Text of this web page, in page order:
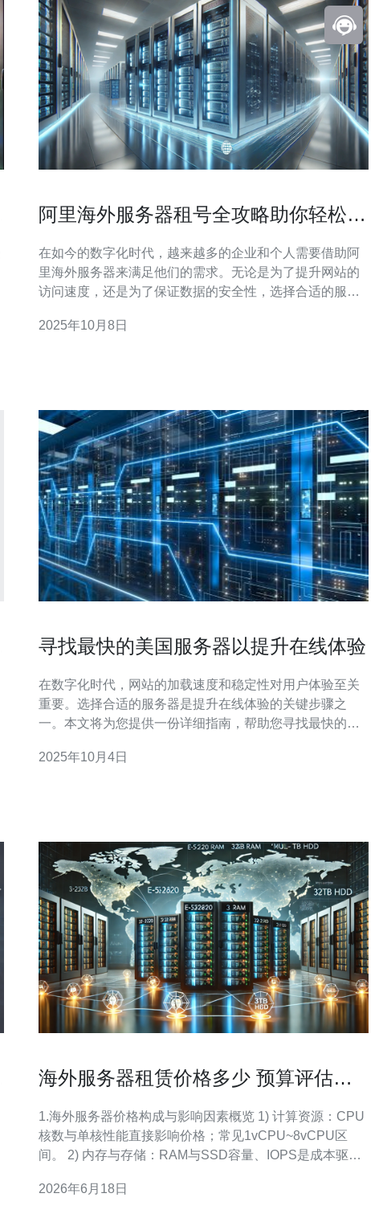
阿里海外服务器租号全攻略助你轻松上
在如今的数字化时代，越来越多的企业和个人需要借助阿
里海外服务器来满足他们的需求。无论是为了提升网站的
访问速度，还是为了保证数据的安全性，选择合适的服务
略，帮助您找到最好、最佳以及最便宜的服务，确保您能
2025年10月8日
寻找最快的美国服务器以提升在线体验
在数字化时代，网站的加载速度和稳定性对用户体验至关
重要。选择合适的服务器是提升在线体验的关键步骤之
一。本文将为您提供一份详细指南，帮助您寻找最快的美
快速美国服务器。 1. 确定您的需求 首先，您需要明确自己
2025年10月4日
海外服务器租赁价格多少 预算评估模
1.海外服务器价格构成与影响因素概览 1) 计算资源：CPU
核数与单核性能直接影响价格；常见1vCPU~8vCPU区
间。 2) 内存与存储：RAM与SSD容量、IOPS是成本驱动
按月固定带宽或按流量计费（按GB或95th），差异大。 4)
2026年6月18日